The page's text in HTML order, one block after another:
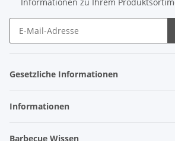
Gesetzliche Informationen
Informationen
Barbecue Wissen